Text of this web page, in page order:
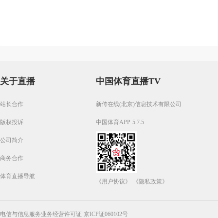
关于直播
站长合作
版权投诉
公司简介
商务合作
体育直播导航
中国体育直播TV
新传在线(北京)信息技术有限公司
中国体育APP 5.7.5
《用户协议》 《隐私政策》
电信与信息服务业务经营许可证 京ICP证060102号